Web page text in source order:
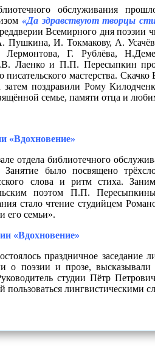
обслуживания
«Да здравствуют творцы
Всемирного дня поэзии
И. Токмакову, А.
Г. Рублёва,
Лаенко и П.П. Пересыпкин
мастерства.
поздравили Рому
семье, памяти отца и
«Вдохновение»
отдела библиотечного
Занятие было посвящено
слова и ритм стиха.
поэтом П.П.
стало чтение студийцем
его семьи».
«Вдохновение»
праздничное заседание
о поэзии и прозе,
студии Пётр
пользоваться лингвистическими